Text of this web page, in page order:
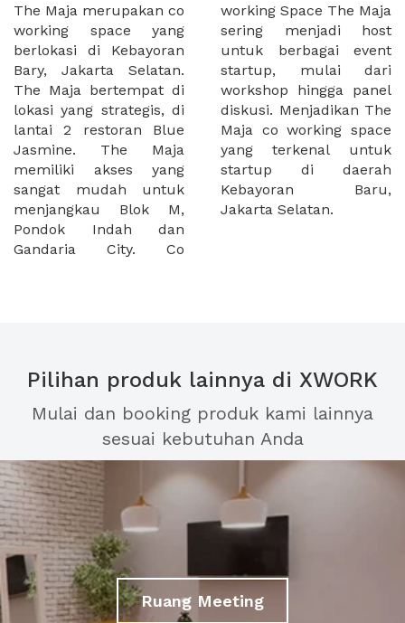
The Maja merupakan co
working space yang
berlokasi di Kebayoran
Bary, Jakarta Selatan.
The Maja bertempat di
lokasi yang strategis, di
lantai 2 restoran Blue
Jasmine. The Maja
memiliki akses yang
sangat mudah untuk
menjangkau Blok M,
Pondok Indah dan
Gandaria City. Co
working Space The Maja
sering menjadi host
untuk berbagai event
startup, mulai dari
workshop hingga panel
diskusi. Menjadikan The
Maja co working space
yang terkenal untuk
startup di daerah
Kebayoran Baru,
Jakarta Selatan.
Pilihan produk lainnya di XWORK
Mulai dan booking produk kami lainnya
sesuai kebutuhan Anda
Ruang Meeting